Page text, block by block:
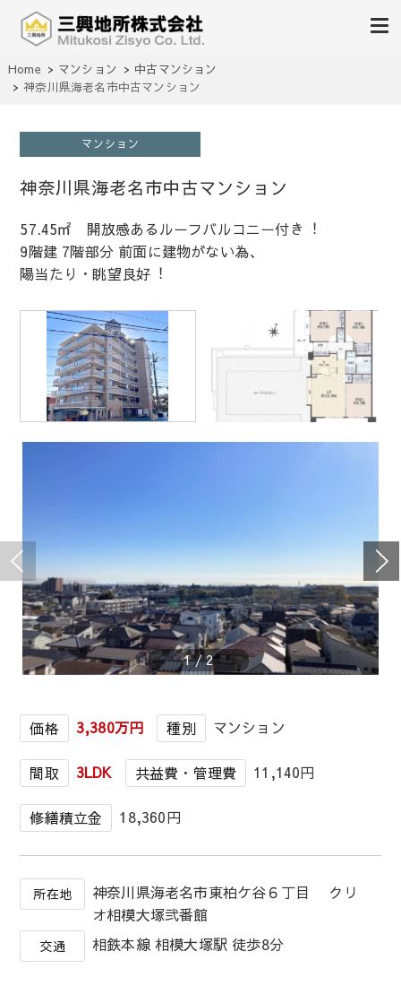
三興地所株式会社
Home マンション
中古マンション
神奈川県海老名市中古マンション
マンション
神奈川県海老名市中古マンション
57.45㎡ 開放感あるルーフバルコニー付き︕
9階建 7階部分 前面に建物がない為、
陽当たり・眺望良好︕
1/2
価格 3,380万円 種別 マンション
間取 3LDK 共益費・管理費 11,140円
修繕積立金 18,360円
所在地
神奈川県海老名市東柏ケ谷６丁目 クリ
オ相模大塚弐番館
交通 相鉄本線 相模大塚駅 徒歩8分